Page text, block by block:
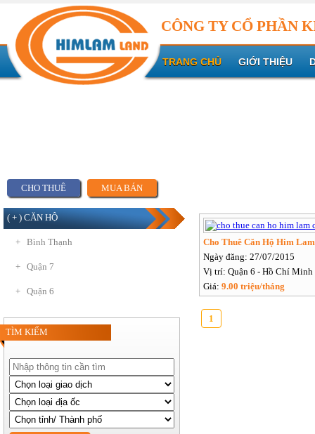
CÔNG TY CỔ PHẦN
TRANG CHỦ GIỚI THIỆU
CHO THUÊ MUA BÁN
( + ) CĂN HỘ
+ Bình Thạnh
+ Quận 7
+ Quận 6
TÌM KIẾM
Cho Thuê Căn Hộ Him
Ngày đăng: 27/07/2015
Vị trí: Quận 6 - Hồ Chí Minh
Giá: 9.00 triệu/tháng
1